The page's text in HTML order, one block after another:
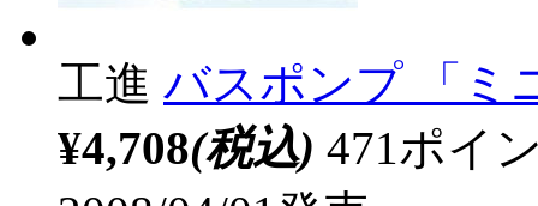
工進 バスポンプ 「ミ
¥4,708(税込) 471ポイ